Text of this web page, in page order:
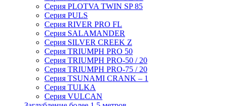
Серия PLOTVA TWIN SP 85
Серия PULS
Серия RIVER PRO FL
Серия SALAMANDER
Серия SILVER CREEK Z
Серия TRIUMPH PRO 50
Серия TRIUMPH PRO-50 / 20
Серия TRIUMPH PRO-75 / 20
Серия TSUNAMI CRANK – 1
Серия TULKA
Серия VULCAN